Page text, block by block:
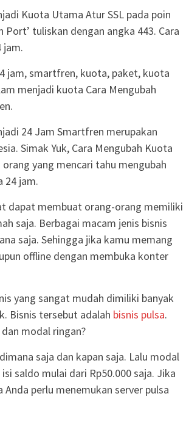
Kuota Utama Atur SSL pada poin
Port’ tuliskan dengan angka 443. Cara
jam.
jam, smartfren, kuota, paket, kuota
menjadi kuota Cara Mengubah
24 Jam Smartfren merupakan
Simak Yuk, Cara Mengubah Kuota
yang mencari tahu mengubah
24 jam.
dapat membuat orang-orang memiliki
saja. Berbagai macam jenis bisnis
saja. Sehingga jika kamu memang
offline dengan membuka konter
yang sangat mudah dimiliki banyak
Bisnis tersebut adalah bisnis pulsa.
modal ringan?
saja dan kapan saja. Lalu modal
saldo mulai dari Rp50.000 saja. Jika
perlu menemukan server pulsa